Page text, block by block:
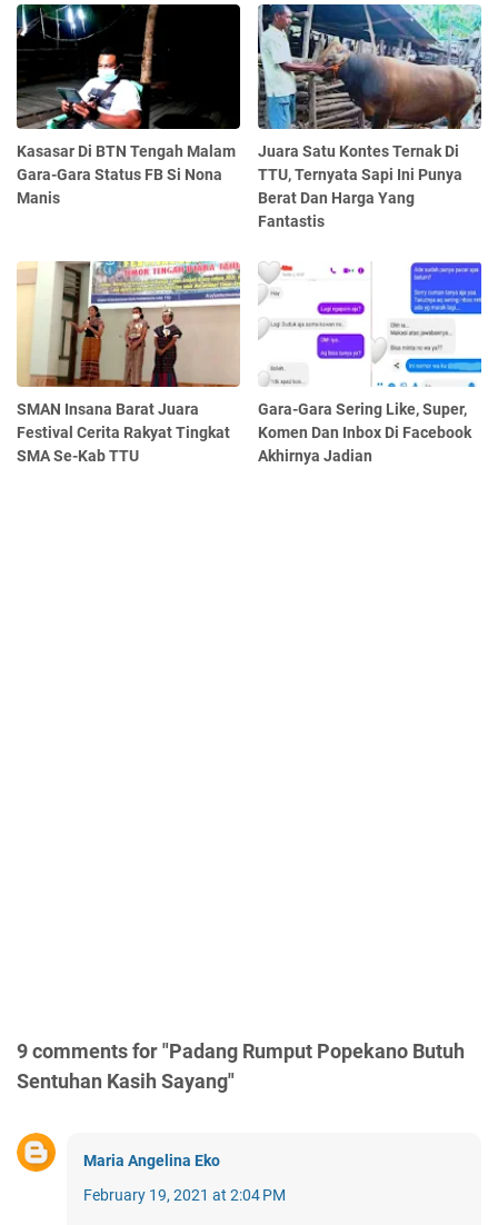
Kasasar Di BTN Tengah Malam
Gara-Gara Status FB Si Nona
Manis
Juara Satu Kontes Ternak Di
TTU, Ternyata Sapi Ini Punya
Berat Dan Harga Yang
Fantastis
SMAN Insana Barat Juara
Festival Cerita Rakyat Tingkat
SMA Se-Kab TTU
Gara-Gara Sering Like, Super,
Komen Dan Inbox Di Facebook
Akhirnya Jadian
9 comments for "Padang Rumput Popekano Butuh
Sentuhan Kasih Sayang"
Maria Angelina Eko
February 19, 2021 at 2:04 PM